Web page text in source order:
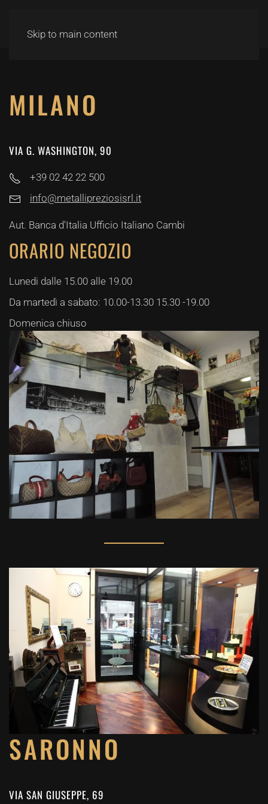
Skip to main content
MILANO
VIA G. WASHINGTON, 90
+39 02 42 22 500
info@metallipreziosisrl.it
Aut. Banca d'Italia Ufficio Italiano Cambi
ORARIO NEGOZIO
Lunedi dalle 15.00 alle 19.00
Da martedì a sabato: 10.00-13.30 15.30 -19.00
Domenica chiuso
SARONNO
VIA SAN GIUSEPPE, 69